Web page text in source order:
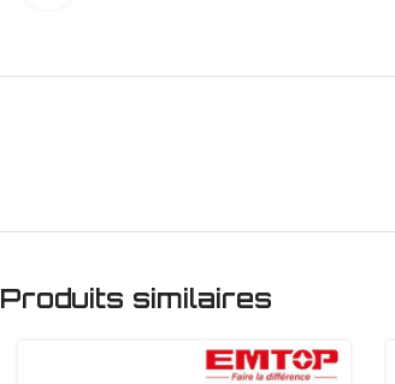
Produits similaires